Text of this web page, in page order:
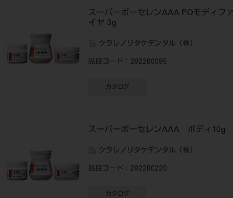
スーパーポーセレンAAA POモディファ
イヤ 3g
クラレノリタケデンタル（株）
品目コード ：202280095
カタログ
スーパーポーセレンAAA ボディ10g
クラレノリタケデンタル（株）
品目コード ：202280220
カタログ